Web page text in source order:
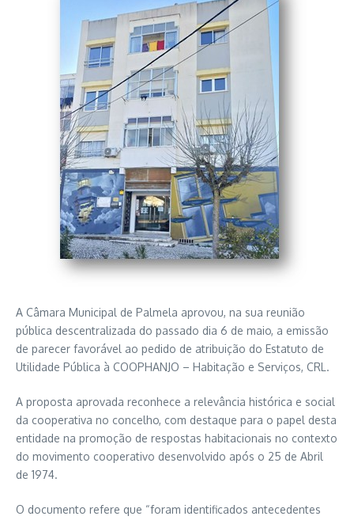
A Câmara Municipal de Palmela aprovou, na sua reunião
pública descentralizada do passado dia 6 de maio, a emissão
de parecer favorável ao pedido de atribuição do Estatuto de
Utilidade Pública à COOPHANJO – Habitação e Serviços, CRL.
A proposta aprovada reconhece a relevância histórica e social
da cooperativa no concelho, com destaque para o papel desta
entidade na promoção de respostas habitacionais no contexto
do movimento cooperativo desenvolvido após o 25 de Abril
de 1974.
O documento refere que “foram identificados antecedentes